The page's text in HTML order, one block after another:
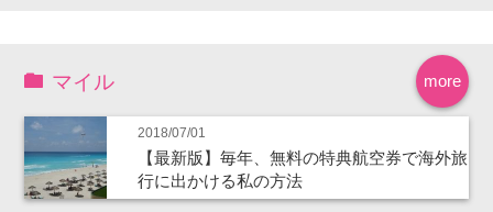
more
マイル
2018/07/01
【最新版】毎年、無料の特典航空券で海外旅
行に出かける私の方法